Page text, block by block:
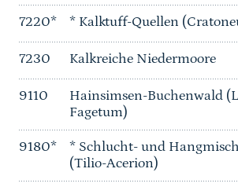
7220* * Kalktuff-Quellen
7230 Kalkreiche Niedermoore
9110
Hainsimsen-Buchenwald
Fagetum)
9180*
* Schlucht- und
(Tilio-Acerion)